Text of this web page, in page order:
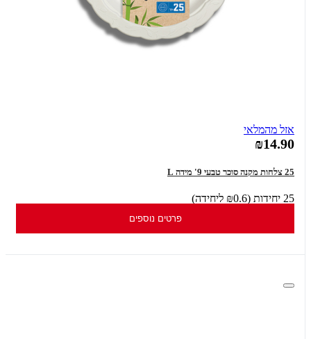
אזל מהמלאי
₪14.90
25 צלחות מקנה סוכר טבעי 9' מידה L
25 יחידות (₪0.6 ליחידה)
פרטים נוספים